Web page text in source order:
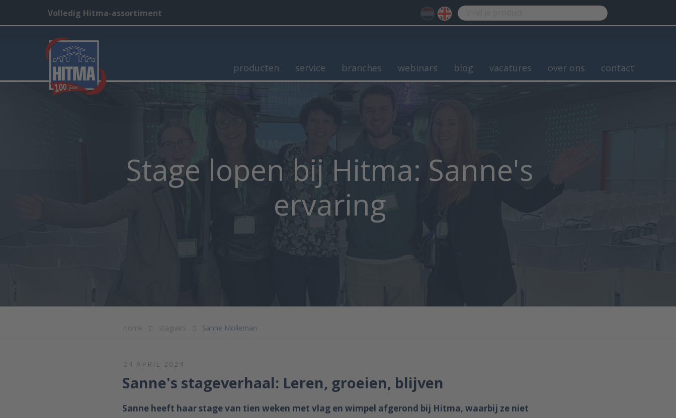
Volledig Hitma-assortiment
producten service branches webinars blog vacatures over ons contact
Stage lopen bij Hitma: Sanne's
ervaring
Home stagiairs Sanne Molleman
24 APRIL 2024
Sanne's stageverhaal: Leren, groeien, blijven
Sanne heeft haar stage van tien weken met vlag en wimpel afgerond bij Hitma, waarbij ze niet